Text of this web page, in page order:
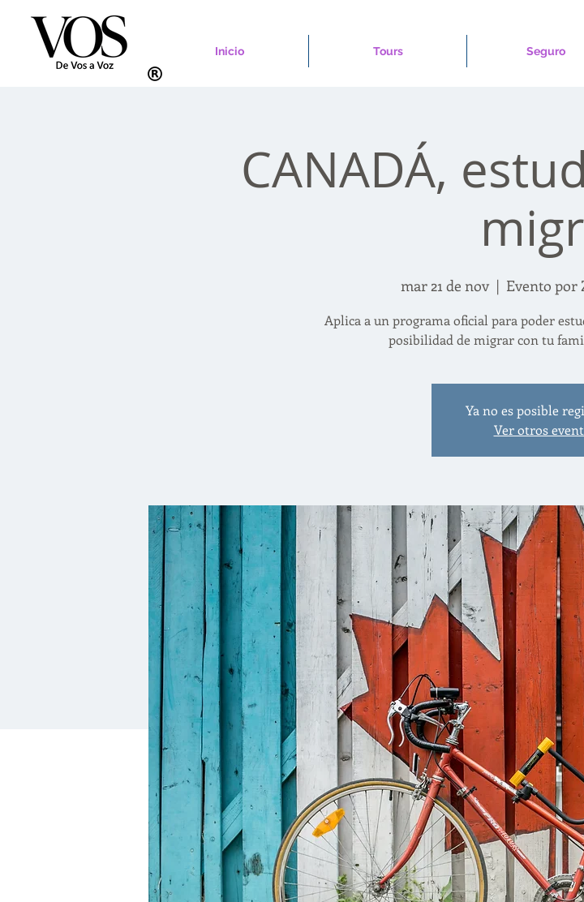
Inicio Tours Seguro
CANADÁ,
mar 21 de nov
  |
Evento por
Aplica a un programa oficial para poder
posibilidad de migrar con tu
Ya no es posible
Ver otros